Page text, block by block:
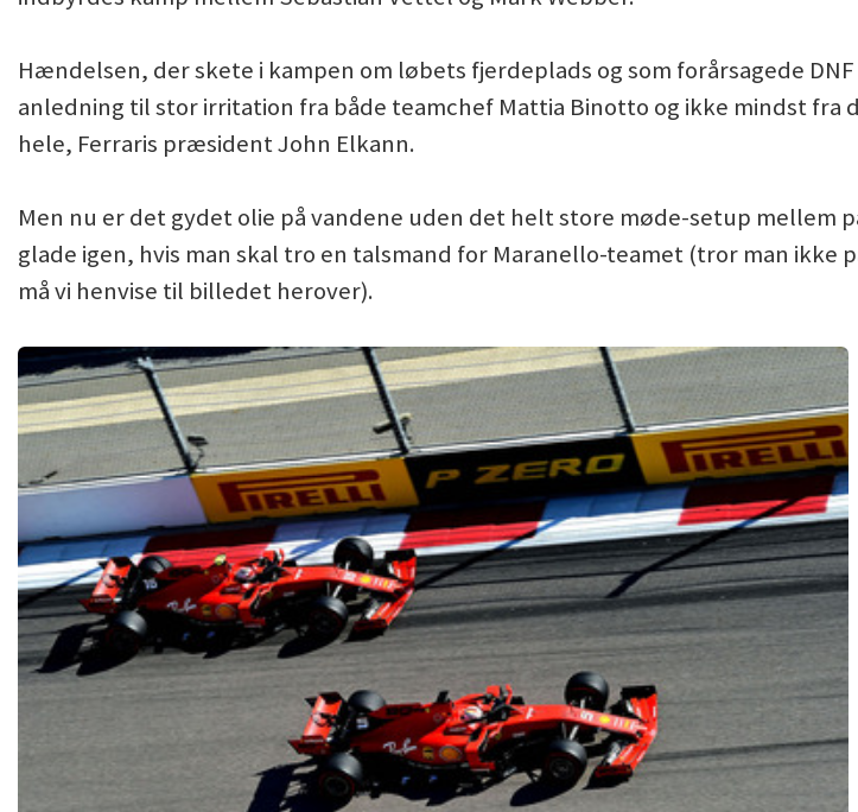
Hændelsen, der skete i kampen om løbets fjerdeplads og som forårsagede
anledning til stor irritation fra både teamchef Mattia Binotto og ikke mindst fra
hele, Ferraris præsident John Elkann.
Men nu er det gydet olie på vandene uden det helt store møde-setup mellem
glade igen, hvis man skal tro en talsmand for Maranello-teamet (tror man ikke
må vi henvise til billedet herover).